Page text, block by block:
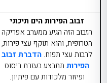
זבוב הפירות הים תיכוני
הזבוב הזה הגיע ממערב אפריקה
הטרופית, והוא תוקף עצי פירות,
לרבות עצי תפוח. הדברת זבוב
הפירות תתבצע בעזרת ריסוס
ופיזור מלכודות עם פיתיון.